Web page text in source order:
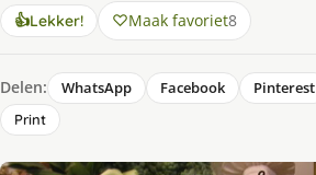
👍Lekker! Maak favoriet8
Delen: WhatsApp Facebook Pinterest
Print